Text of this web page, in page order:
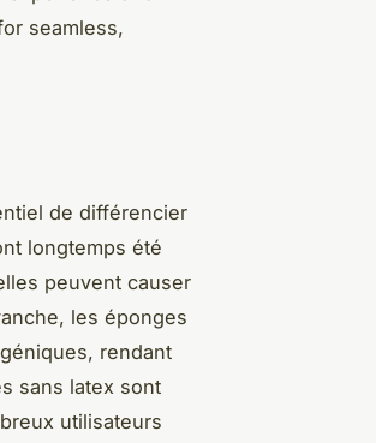
seamless,
de différencier
longtemps été
peuvent causer
les éponges
rendant
sans latex sont
utilisateurs